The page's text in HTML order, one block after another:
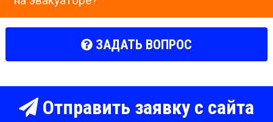
ЗАДАТЬ ВОПРОС
Отправить заявку с сайта